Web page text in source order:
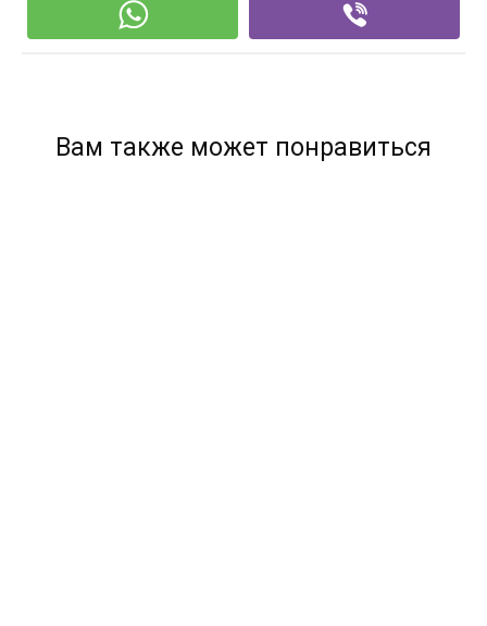
Вам также может понравиться